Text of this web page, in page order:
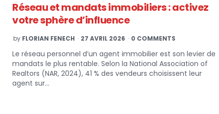
Réseau et mandats immobiliers : activez
votre sphère d’influence
POSTED
BY
by FLORIAN FENECH 27 AVRIL 2026 0 COMMENTS
Le réseau personnel d’un agent immobilier est son levier de
mandats le plus rentable. Selon la National Association of
Realtors (NAR, 2024), 41 % des vendeurs choisissent leur
agent sur…